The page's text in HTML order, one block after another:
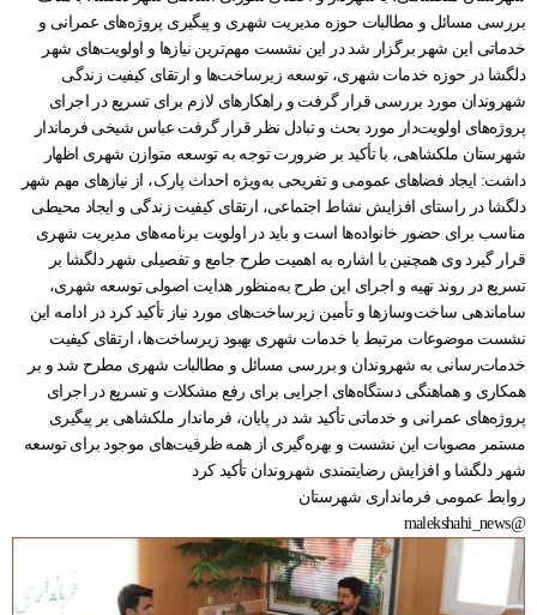
بررسی مسائل و مطالبات حوزه مدیریت شهری و پیگیری پروژه‌های عمرانی و
خدماتی این شهر برگزار شد در این نشست مهم‌ترین نیازها و اولویت‌های شهر
دلگشا در حوزه خدمات شهری، توسعه زیرساخت‌ها و ارتقای کیفیت زندگی
شهروندان مورد بررسی قرار گرفت و راهکارهای لازم برای تسریع در اجرای
پروژه‌های اولویت‌دار مورد بحث و تبادل نظر قرار گرفت عباس شیخی فرماندار
شهرستان ملکشاهی، با تأکید بر ضرورت توجه به توسعه متوازن شهری اظهار
داشت: ایجاد فضاهای عمومی و تفریحی به‌ویژه احداث پارک، از نیازهای مهم شهر
دلگشا در راستای افزایش نشاط اجتماعی، ارتقای کیفیت زندگی و ایجاد محیطی
مناسب برای حضور خانواده‌ها است و باید در اولویت برنامه‌های مدیریت شهری
قرار گیرد وی همچنین با اشاره به اهمیت طرح جامع و تفصیلی شهر دلگشا بر
تسریع در روند تهیه و اجرای این طرح به‌منظور هدایت اصولی توسعه شهری،
ساماندهی ساخت‌وسازها و تأمین زیرساخت‌های مورد نیاز تأکید کرد در ادامه این
نشست موضوعات مرتبط با خدمات شهری بهبود زیرساخت‌ها، ارتقای کیفیت
خدمات‌رسانی به شهروندان و بررسی مسائل و مطالبات شهری مطرح شد و بر
همکاری و هماهنگی دستگاه‌های اجرایی برای رفع مشکلات و تسریع در اجرای
پروژه‌های عمرانی و خدماتی تأکید شد در پایان، فرماندار ملکشاهی بر پیگیری
مستمر مصوبات این نشست و بهره‌گیری از همه ظرفیت‌های موجود برای توسعه
شهر دلگشا و افزایش رضایتمندی شهروندان تأکید کرد
روابط عمومی فرمانداری شهرستان
@malekshahi_news